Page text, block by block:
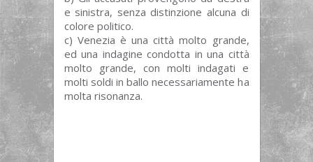
e sinistra, senza distinzione alcuna di
colore politico.
c) Venezia è una città molto grande,
ed una indagine condotta in una città
molto grande, con molti indagati e
molti soldi in ballo necessariamente ha
molta risonanza.